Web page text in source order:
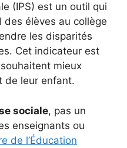
(IPS) est un outil qui
des élèves au collège
les disparités
Cet indicateur est
mieux
de leur enfant.
sociale, pas un
enseignants ou
de l’Éducation